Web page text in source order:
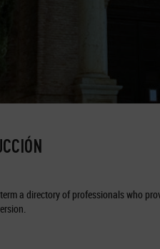
a directory of professionals who